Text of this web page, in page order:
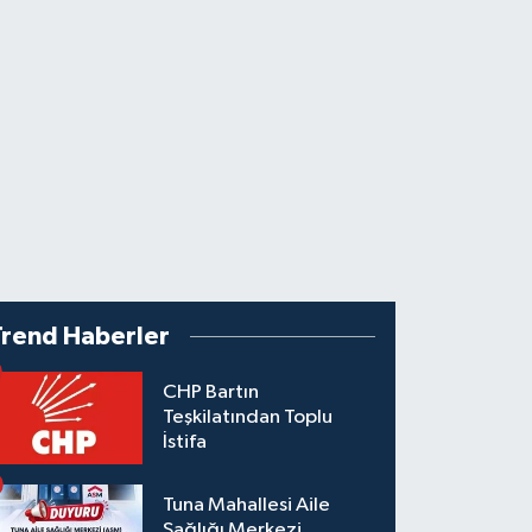
Haberler
CHP Bartın
Teşkilatından Toplu
İstifa
Tuna Mahallesi Aile